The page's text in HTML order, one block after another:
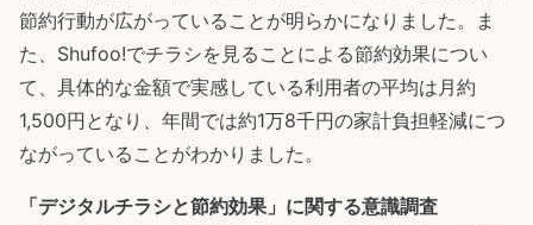
節約行動が広がっていることが明らかになりました。ま
た、Shufoo!でチラシを見ることによる節約効果につい
て、具体的な金額で実感している利用者の平均は月約
1,500円となり、年間では約1万8千円の家計負担軽減につ
ながっていることがわかりました。
「デジタルチラシと節約効果」に関する意識調査